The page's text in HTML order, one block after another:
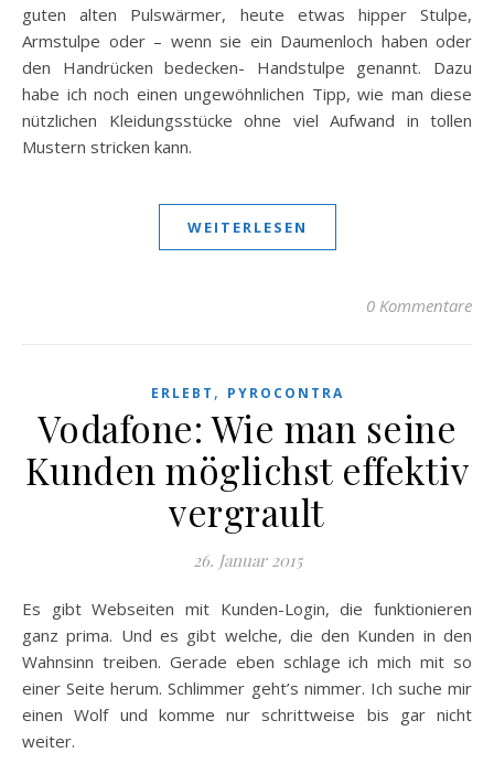
guten alten Pulswärmer, heute etwas hipper Stulpe,
Armstulpe oder – wenn sie ein Daumenloch haben oder
den Handrücken bedecken- Handstulpe genannt. Dazu
habe ich noch einen ungewöhnlichen Tipp, wie man diese
nützlichen Kleidungsstücke ohne viel Aufwand in tollen
Mustern stricken kann.
WEITERLESEN
0 Kommentare
ERLEBT , PYROCONTRA
Vodafone: Wie man seine
Kunden möglichst effektiv
vergrault
26. Januar 2015
Es gibt Webseiten mit Kunden-Login, die funktionieren
ganz prima. Und es gibt welche, die den Kunden in den
Wahnsinn treiben. Gerade eben schlage ich mich mit so
einer Seite herum. Schlimmer geht’s nimmer. Ich suche mir
einen Wolf und komme nur schrittweise bis gar nicht
weiter.